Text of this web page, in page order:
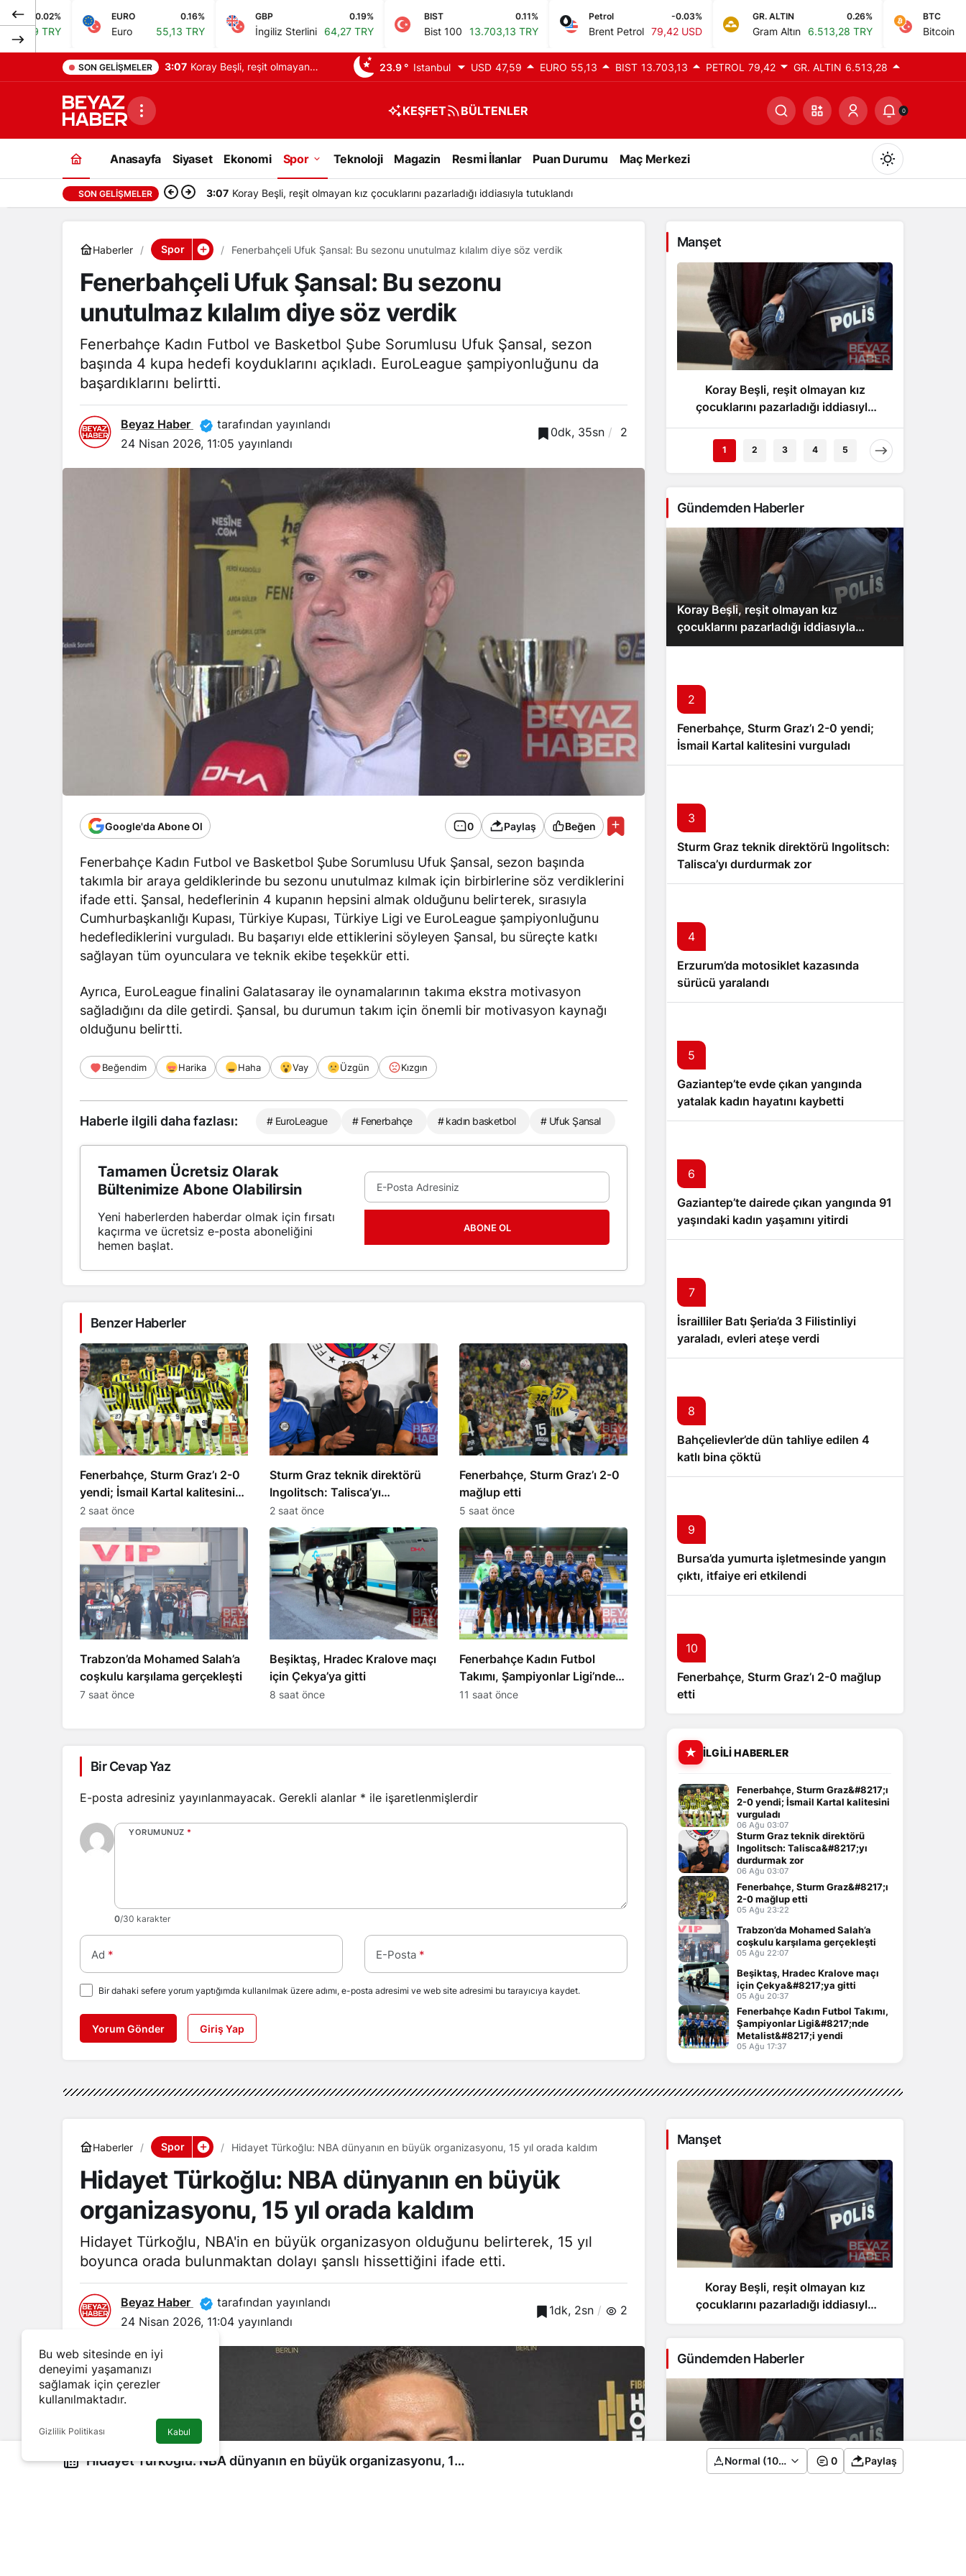
EURO 0.16%
Euro 55,13 TRY
GBP
İngiliz Sterlini 64,27 TRY
BIST
Bist 100 13.703,13 TRY
Petrol -0.03%
Brent Petrol 79,42 USD
GR. ALTIN 0.26%
Gram Altın 6.513,28 TRY
BTC 0%
Bitcoin 0,00 TRY
SON GELIŞMELER 3:07 Koray Beşli, reşit olmayan 23.9 ° Istanbul USD 47,59 EURO 55,13 BIST 13.703,13 PETROL 79,42 GR. ALTIN 6.513,28
KEŞFET BÜLTENLER 0
Anasayfa Siyaset Ekonomi Spor Teknoloji Magazin Resmi İlanlar Puan Durumu Maç Merkezi
Gündüz Modu
Gündüz modunu seçin.
Gece Modu
Gece modunu seçin.
Sistem Modu
Sistem modunu seçin.
SON GELIŞMELER 3:07 Koray Beşli, reşit olmayan kız çocuklarını pazarladığı iddiasıyla tutuklandı
Haberler Spor Fenerbahçeli Ufuk Şansal: Bu sezonu unutulmaz kılalım diye söz verdik
Fenerbahçeli Ufuk Şansal: Bu sezonu
unutulmaz kılalım diye söz verdik
Fenerbahçe Kadın Futbol ve Basketbol Şube Sorumlusu Ufuk Şansal, sezon
başında 4 kupa hedefi koyduklarını açıkladı. EuroLeague şampiyonluğunu da
başardıklarını belirtti.
Beyaz Haber
tarafından yayınlandı
24 Nisan 2026, 11:05 yayınlandı
0dk, 35sn 2
Google'da Abone Ol 0 Paylaş Beğen
Fenerbahçe Kadın Futbol ve Basketbol Şube Sorumlusu Ufuk Şansal, sezon başında
takımla bir araya geldiklerinde bu sezonu unutulmaz kılmak için birbirlerine söz verdiklerini
ifade etti. Şansal, hedeflerinin 4 kupanın hepsini almak olduğunu belirterek, sırasıyla
Cumhurbaşkanlığı Kupası, Türkiye Kupası, Türkiye Ligi ve EuroLeague şampiyonluğunu
hedeflediklerini vurguladı. Bu başarıyı elde ettiklerini söyleyen Şansal, bu süreçte katkı
sağlayan tüm oyunculara ve teknik ekibe teşekkür etti.
Ayrıca, EuroLeague finalini Galatasaray ile oynamalarının takıma ekstra motivasyon
sağladığını da dile getirdi. Şansal, bu durumun takım için önemli bir motivasyon kaynağı
olduğunu belirtti.
Beğendim Harika Haha Vay Üzgün Kızgın
Haberle ilgili daha fazlası: # EuroLeague # Fenerbahçe # kadın basketbol # Ufuk Şansal
Tamamen Ücretsiz Olarak
Bültenimize Abone Olabilirsin
Yeni haberlerden haberdar olmak için fırsatı
kaçırma ve ücretsiz e-posta aboneliğini
hemen başlat.
ABONE OL
Benzer Haberler
Fenerbahçe, Sturm Graz’ı 2-0
yendi; İsmail Kartal kalitesini
vurguladı
2 saat önce
Sturm Graz teknik direktörü
Ingolitsch: Talisca’yı
durdurmak zor
2 saat önce
Fenerbahçe, Sturm Graz’ı 2-0
mağlup etti
5 saat önce
Trabzon’da Mohamed Salah’a
coşkulu karşılama gerçekleşti
7 saat önce
Beşiktaş, Hradec Kralove maçı
için Çekya’ya gitti
8 saat önce
Fenerbahçe Kadın Futbol
Takımı, Şampiyonlar Ligi’nde
Metalist’i yendi
11 saat önce
Bir Cevap Yaz
E-posta adresiniz yayınlanmayacak. Gerekli alanlar * ile işaretlenmişlerdir
YORUMUNUZ *
0/30 karakter
Ad * E-Posta *
Bir dahaki sefere yorum yaptığımda kullanılmak üzere adımı, e-posta adresimi ve web site adresimi bu tarayıcıya kaydet.
Yorum Gönder Giriş Yap
Manşet
Koray Beşli, reşit olmayan kız
çocuklarını pazarladığı iddiasıyla
tutuklandı
1 2 3 4 5
Gündemden Haberler
Koray Beşli, reşit olmayan kız
çocuklarını pazarladığı iddiasıyla
tutuklandı
2
Fenerbahçe, Sturm Graz’ı 2-0 yendi;
İsmail Kartal kalitesini vurguladı
3
Sturm Graz teknik direktörü Ingolitsch:
Talisca’yı durdurmak zor
4
Erzurum’da motosiklet kazasında
sürücü yaralandı
5
Gaziantep’te evde çıkan yangında
yatalak kadın hayatını kaybetti
6
Gaziantep’te dairede çıkan yangında 91
yaşındaki kadın yaşamını yitirdi
7
İsrailliler Batı Şeria’da 3 Filistinliyi
yaraladı, evleri ateşe verdi
8
Bahçelievler’de dün tahliye edilen 4
katlı bina çöktü
9
Bursa’da yumurta işletmesinde yangın
çıktı, itfaiye eri etkilendi
10
Fenerbahçe, Sturm Graz’ı 2-0 mağlup
etti
İLGILI HABERLER
Fenerbahçe, Sturm Graz&#8217;ı
2-0 yendi; İsmail Kartal kalitesini
vurguladı
06 Ağu 03:07
Sturm Graz teknik direktörü
Ingolitsch: Talisca&#8217;yı
durdurmak zor
06 Ağu 03:07
Fenerbahçe, Sturm Graz&#8217;ı
2-0 mağlup etti
05 Ağu 23:22
Trabzon’da Mohamed Salah’a
coşkulu karşılama gerçekleşti
05 Ağu 22:07
Beşiktaş, Hradec Kralove maçı
için Çekya&#8217;ya gitti
05 Ağu 20:37
Fenerbahçe Kadın Futbol Takımı,
Şampiyonlar Ligi&#8217;nde
Metalist&#8217;i yendi
05 Ağu 17:37
Haberler Spor Hidayet Türkoğlu: NBA dünyanın en büyük organizasyonu, 15 yıl orada kaldım
Hidayet Türkoğlu: NBA dünyanın en büyük
organizasyonu, 15 yıl orada kaldım
Hidayet Türkoğlu, NBA'in en büyük organizasyon olduğunu belirterek, 15 yıl
boyunca orada bulunmaktan dolayı şanslı hissettiğini ifade etti.
Beyaz Haber
tarafından yayınlandı
24 Nisan 2026, 11:04 yayınlandı
1dk, 2sn 2
Hidayet Türkoğlu: NBA dünyanın en büyük organizasyonu, 15 Normal (100%) 0 Paylaş
Manşet
Koray Beşli, reşit olmayan kız
çocuklarını pazarladığı iddiasıyla
Gündemden Haberler
Koray Beşli, reşit olmayan kız
çocuklarını pazarladığı iddiasıyla
Bu web sitesinde en iyi
deneyimi yaşamanızı
sağlamak için çerezler
kullanılmaktadır.
Gizlilik Politikası Kabul